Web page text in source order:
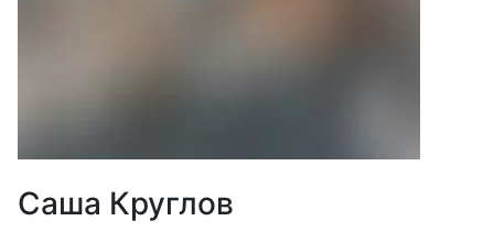
Саша Круглов